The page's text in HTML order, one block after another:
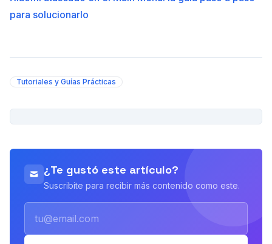
para solucionarlo
Tutoriales y Guías Prácticas
¿Te gustó este artículo?
Suscribite para recibir más contenido como este.